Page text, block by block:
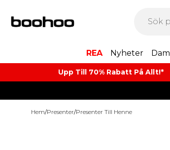
REA Nyheter Dam
Upp Till 70% Rabatt På Allt!*
Hem/Presenter/Presenter Till Henne